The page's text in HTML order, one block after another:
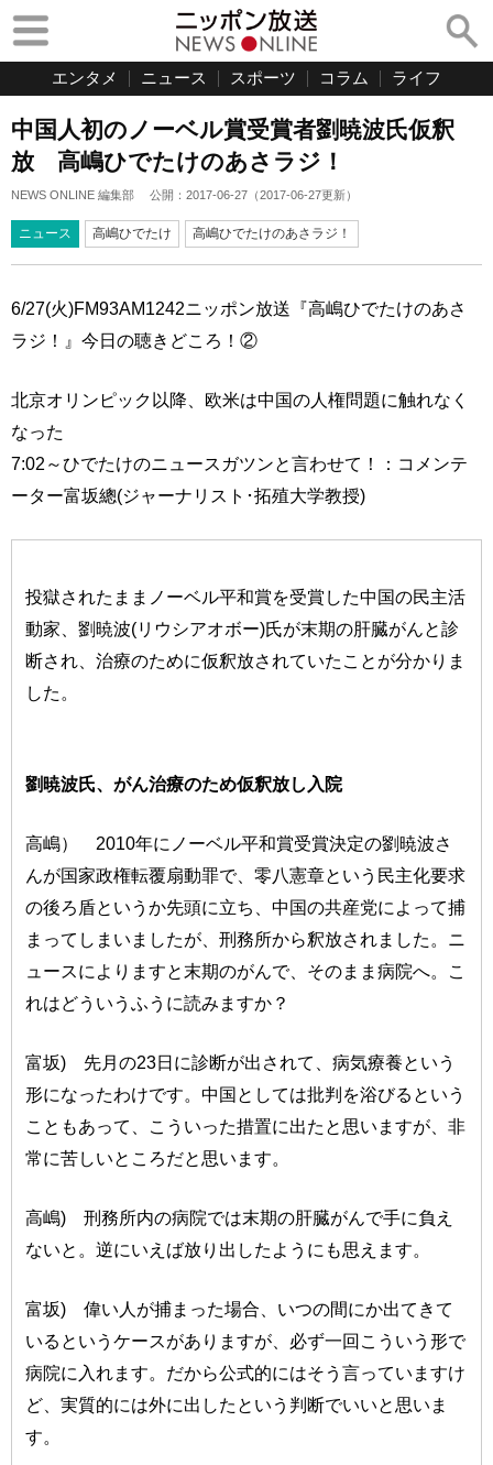
エンタメ ニュース スポーツ コラム ライフ
中国人初のノーベル賞受賞者劉暁波氏仮釈
放 高嶋ひでたけのあさラジ！
NEWS ONLINE 編集部 公開： 2017-06-27 （2017-06-27更新）
ニュース 高嶋ひでたけ 高嶋ひでたけのあさラジ！
6/27(火)FM93AM1242ニッポン放送『高嶋ひでたけのあさ
ラジ！』今日の聴きどころ！②
北京オリンピック以降、欧米は中国の人権問題に触れなく
なった
7:02～ひでたけのニュースガツンと言わせて！：コメンテ
ーター富坂總(ジャーナリスト･拓殖大学教授)
投獄されたままノーベル平和賞を受賞した中国の民主活
動家、劉暁波(リウシアオボー)氏が末期の肝臓がんと診
断され、治療のために仮釈放されていたことが分かりま
した。
劉暁波氏、がん治療のため仮釈放し入院
高嶋） 2010年にノーベル平和賞受賞決定の劉暁波さ
んが国家政権転覆扇動罪で、零八憲章という民主化要求
の後ろ盾というか先頭に立ち、中国の共産党によって捕
まってしまいましたが、刑務所から釈放されました。ニ
ュースによりますと末期のがんで、そのまま病院へ。こ
れはどういうふうに読みますか？
富坂) 先月の23日に診断が出されて、病気療養という
形になったわけです。中国としては批判を浴びるという
こともあって、こういった措置に出たと思いますが、非
常に苦しいところだと思います。
高嶋) 刑務所内の病院では末期の肝臓がんで手に負え
ないと。逆にいえば放り出したようにも思えます。
富坂) 偉い人が捕まった場合、いつの間にか出てきて
いるというケースがありますが、必ず一回こういう形で
病院に入れます。だから公式的にはそう言っていますけ
ど、実質的には外に出したという判断でいいと思いま
す。